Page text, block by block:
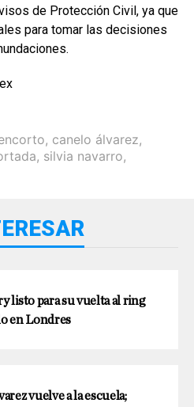
de Protección Civil, ya que
para tomar las decisiones
, canelo álvarez,
, silvia navarro,
listo para su vuelta al ring
en Londres
vuelve a la escuela;